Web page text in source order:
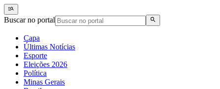
Buscar no portal
Capa
Últimas Notícias
Esporte
Eleições 2026
Política
Minas Gerais